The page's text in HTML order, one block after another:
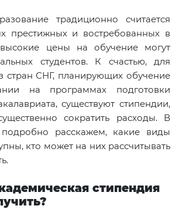
традиционно считается
престижных и востребованных в
цены на обучение могут
студентов. К счастью, для
стран СНГ, планирующих обучение
на программах подготовки
существуют стипендии,
сократить расходы. В
расскажем, какие виды
кто может на них рассчитывать
стипендия